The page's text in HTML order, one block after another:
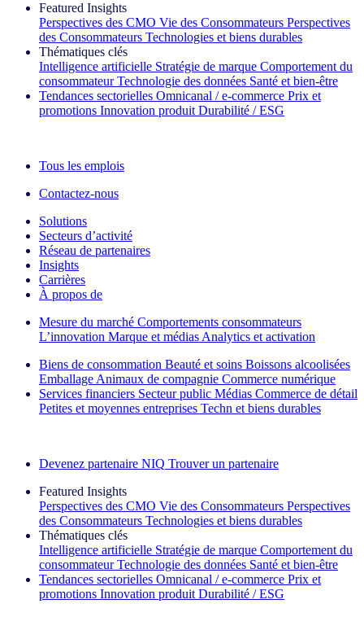
Featured Insights
Perspectives des CMO Vie des Consommateurs Perspectives
des Consommateurs Technologies et biens durables
Thématiques clés
Intelligence artificielle Stratégie de marque Comportement du
consommateur Technologie des données Santé et bien‑être
Tendances sectorielles Omnicanal / e‑commerce Prix et
promotions Innovation produit Durabilité / ESG
Tous les emplois
Contactez-nous
Solutions
Secteurs d’activité
Réseau de partenaires
Insights
Carrières
À propos de
Mesure du marché Comportements consommateurs
L’innovation Marque et médias Analytics et activation
Biens de consommation Beauté et soins Boissons alcoolisées
Emballage Animaux de compagnie Commerce numérique
Services financiers Secteur public Médias Commerce de détail
Petites et moyennes entreprises Techn et biens durables
Devenez partenaire NIQ Trouver un partenaire
Featured Insights
Perspectives des CMO Vie des Consommateurs Perspectives
des Consommateurs Technologies et biens durables
Thématiques clés
Intelligence artificielle Stratégie de marque Comportement du
consommateur Technologie des données Santé et bien‑être
Tendances sectorielles Omnicanal / e‑commerce Prix et
promotions Innovation produit Durabilité / ESG